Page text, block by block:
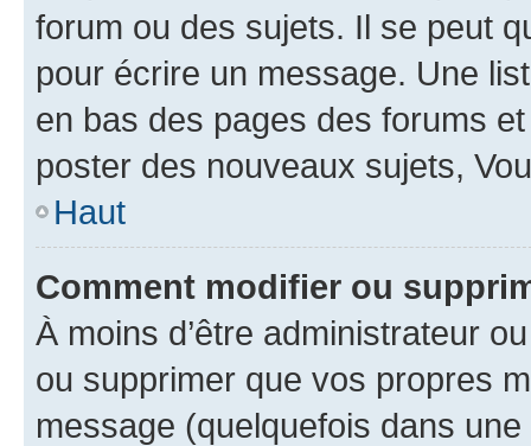
forum ou des sujets. Il se peut
pour écrire un message. Une
en bas des pages des forums
poster des nouveaux sujets,
Haut
Comment modifier ou
À moins d’être administrateur
ou supprimer que vos propres
message (quelquefois dans